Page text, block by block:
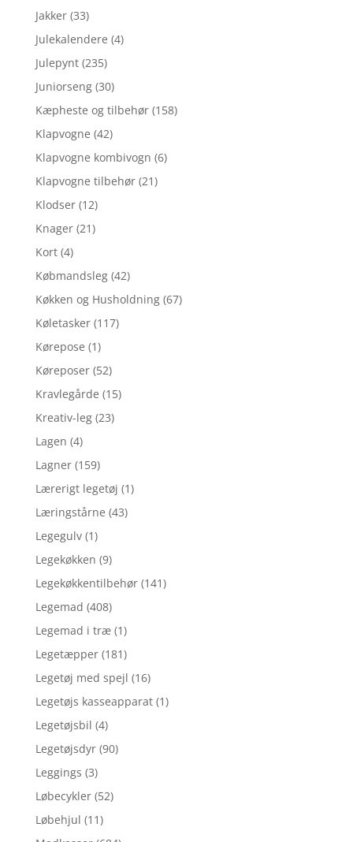
Jakker (33)
Julekalendere (4)
Julepynt (235)
Juniorseng (30)
Kæpheste og tilbehør (158)
Klapvogne (42)
Klapvogne kombivogn (6)
Klapvogne tilbehør (21)
Klodser (12)
Knager (21)
Kort (4)
Købmandsleg (42)
Køkken og Husholdning (67)
Køletasker (117)
Kørepose (1)
Køreposer (52)
Kravlegårde (15)
Kreativ-leg (23)
Lagen (4)
Lagner (159)
Lærerigt legetøj (1)
Læringstårne (43)
Legegulv (1)
Legekøkken (9)
Legekøkkentilbehør (141)
Legemad (408)
Legemad i træ (1)
Legetæpper (181)
Legetøj med spejl (16)
Legetøjs kasseapparat (1)
Legetøjsbil (4)
Legetøjsdyr (90)
Leggings (3)
Løbecykler (52)
Løbehjul (11)